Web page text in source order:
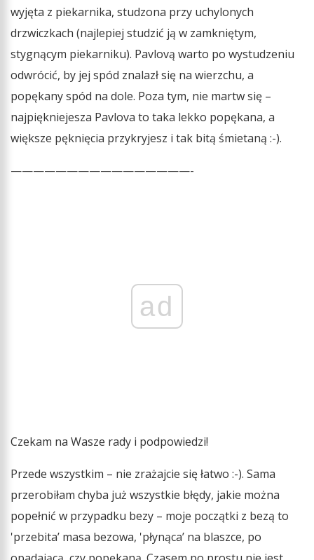
wyjęta z piekarnika, studzona przy uchylonych
drzwiczkach (najlepiej studzić ją w zamkniętym,
stygnącym piekarniku). Pavlovą warto po wystudzeniu
odwrócić, by jej spód znalazł się na wierzchu, a
popękany spód na dole. Poza tym, nie martw się –
najpiękniejesza Pavlova to taka lekko popękana, a
większe pęknięcia przykryjesz i tak bitą śmietaną :-).
————————————————-
ad
Czekam na Wasze rady i podpowiedzi!
Przede wszystkim – nie zrażajcie się łatwo :-). Sama
przerobiłam chyba już wszystkie błędy, jakie można
popełnić w przypadku bezy – moje początki z bezą to
'przebita’ masa bezowa, 'płynąca’ na blaszce, po